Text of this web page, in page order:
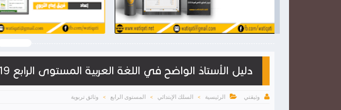
2026-03-28
وثيقتي
2026-03-28
وثيقتي
شاهد الموضوع
دليل الأستاذ الواضح في اللغة العربية المستوى الرابع 2019
 وثيقتي  الرئيسية > السلك الإبتدائي > المستوى الرابع > وثائق تربوية